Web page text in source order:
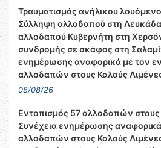
Τραυματισμός ανήλικου
Σύλληψη αλλοδαπού στη
αλλοδαπού Κυβερνήτη στη
συνδρομής σε σκάφος στη
ενημέρωσης αναφορικά με τον
αλλοδαπών στους Καλούς
08/08/26
Εντοπισμός 57 αλλοδαπών στους
Συνέχεια ενημέρωσης
αλλοδαπών στους Καλούς